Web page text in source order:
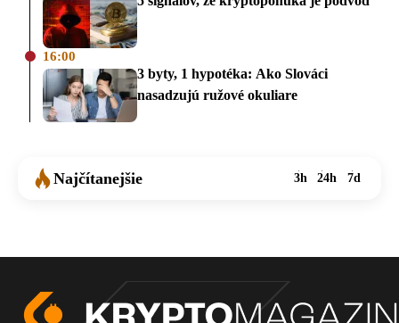
16:00
3 byty, 1 hypotéka: Ako Slováci
nasadzujú ružové okuliare
Najčítanejšie 3h 24h 7d